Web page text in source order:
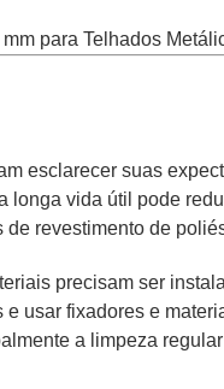
para Telhados
esclarecer suas
vida útil pode
revestimento de
precisam ser
usar fixadores e
a limpeza